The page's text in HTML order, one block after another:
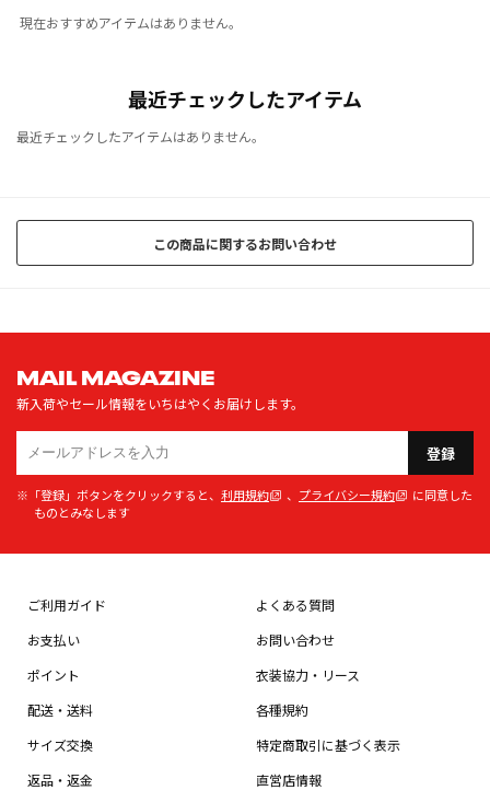
現在おすすめアイテムはありません。
最近チェックしたアイテム
最近チェックしたアイテムはありません。
この商品に関するお問い合わせ
MAIL MAGAZINE
新入荷やセール情報をいちはやくお届けします。
登録
※「登録」ボタンをクリックすると、 利用規約 、 プライバシー規約
に同意した
ものとみなします
ご利用ガイド
お支払い
ポイント
配送・送料
サイズ交換
返品・返金
よくある質問
お問い合わせ
衣装協力・リース
各種規約
特定商取引に基づく表示
直営店情報